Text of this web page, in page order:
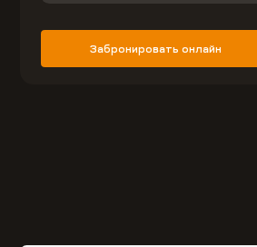
Забронировать онлайн